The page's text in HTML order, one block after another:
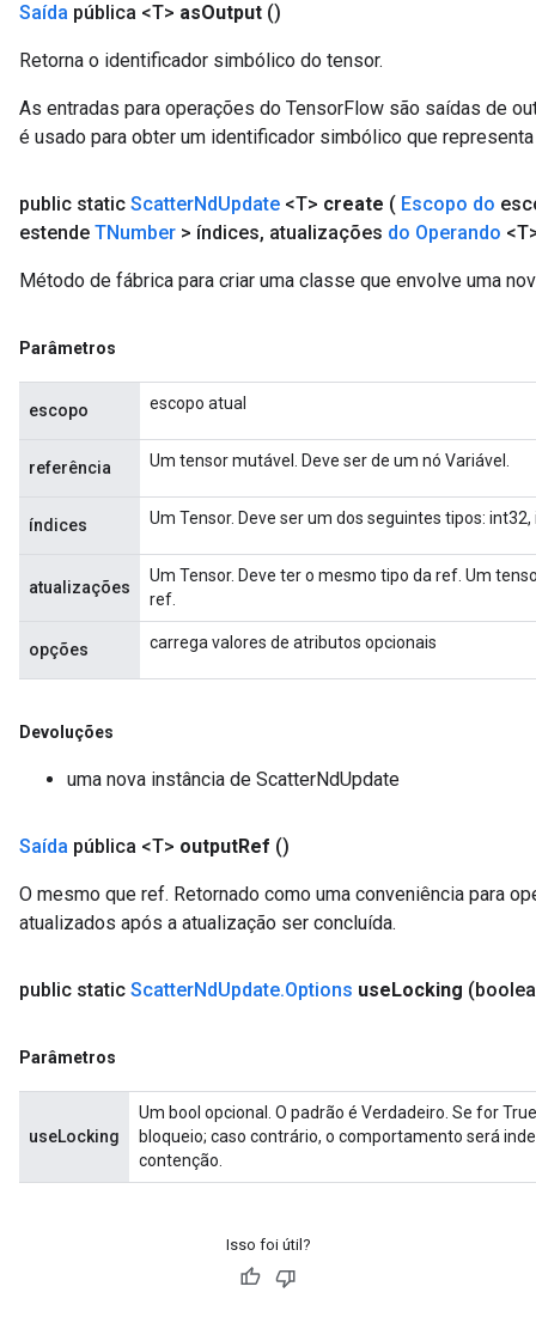
Saída pública <T> asOutput ()
Retorna o identificador simbólico do tensor.
As entradas para operações do TensorFlow são saídas de
é usado para obter um identificador simbólico que
public static ScatterNdUpdate <T> create ( Escopo do
estende TNumber > índices, atualizações do Operando
Método de fábrica para criar uma classe que envolve uma
Parâmetros
escopo escopo atual
referência Um tensor mutável. Deve ser de um nó Variável.
índices Um Tensor. Deve ser um dos seguintes tipos:
atualizações
Um Tensor. Deve ter o mesmo tipo da ref. Um
ref.
opções carrega valores de atributos opcionais
Devoluções
uma nova instância de ScatterNdUpdate
Saída pública <T> outputRef ()
O mesmo que ref. Retornado como uma conveniência para
atualizados após a atualização ser concluída.
public static ScatterNdUpdate.Options useLocking
Parâmetros
useLocking
Um bool opcional. O padrão é Verdadeiro. Se for
bloqueio; caso contrário, o comportamento será
contenção.
Isso foi útil?